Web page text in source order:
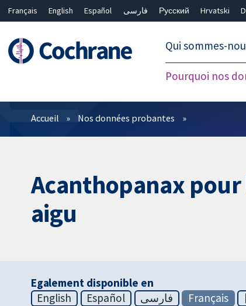
Français English Español فارسی Русский Hrvatski
Qui sommes-
Pourquoi nos
Filtres
Accueil Nos données probantes
Acanthopanax pour
aigu
Egalement disponible en
English
Español فارسی Français